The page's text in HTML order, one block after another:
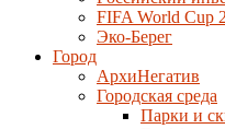
FIFA World Cup
Эко-Берег
Город
АрхиНегатив
Городская среда
Парки и